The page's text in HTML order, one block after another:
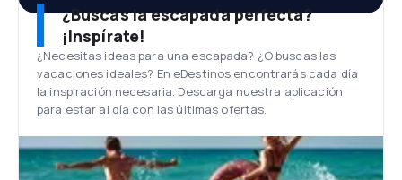
¿Buscas la escapada perfecta?
¡Inspírate!
¿Necesitas ideas para una escapada? ¿O buscas las
vacaciones ideales? En eDestinos encontrarás cada día
la inspiración necesaria. Descarga nuestra aplicación
para estar al día con las últimas ofertas.